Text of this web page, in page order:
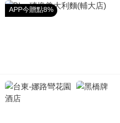
APP今贈點8%